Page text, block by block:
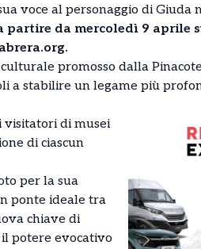
voce al personaggio di Giuda
da mercoledì 9 aprile
promosso dalla
a stabilire un legame più
visitatori di musei
di ciascun
per la sua
ponte ideale tra
chiave di
potere evocativo